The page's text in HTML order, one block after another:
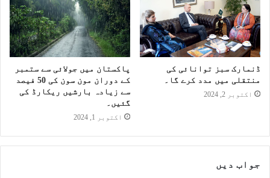
ڈنمارک سبز توانائی کی
منتقلی میں مدد کرے گا۔
اکتوبر 2, 2024
پاکستان میں جولائی سے ستمبر
کے دوران مون سون کی 50 فیصد
سے زیادہ بارشیں ریکارڈ کی
گئیں۔
اکتوبر 1, 2024
جواب دیں